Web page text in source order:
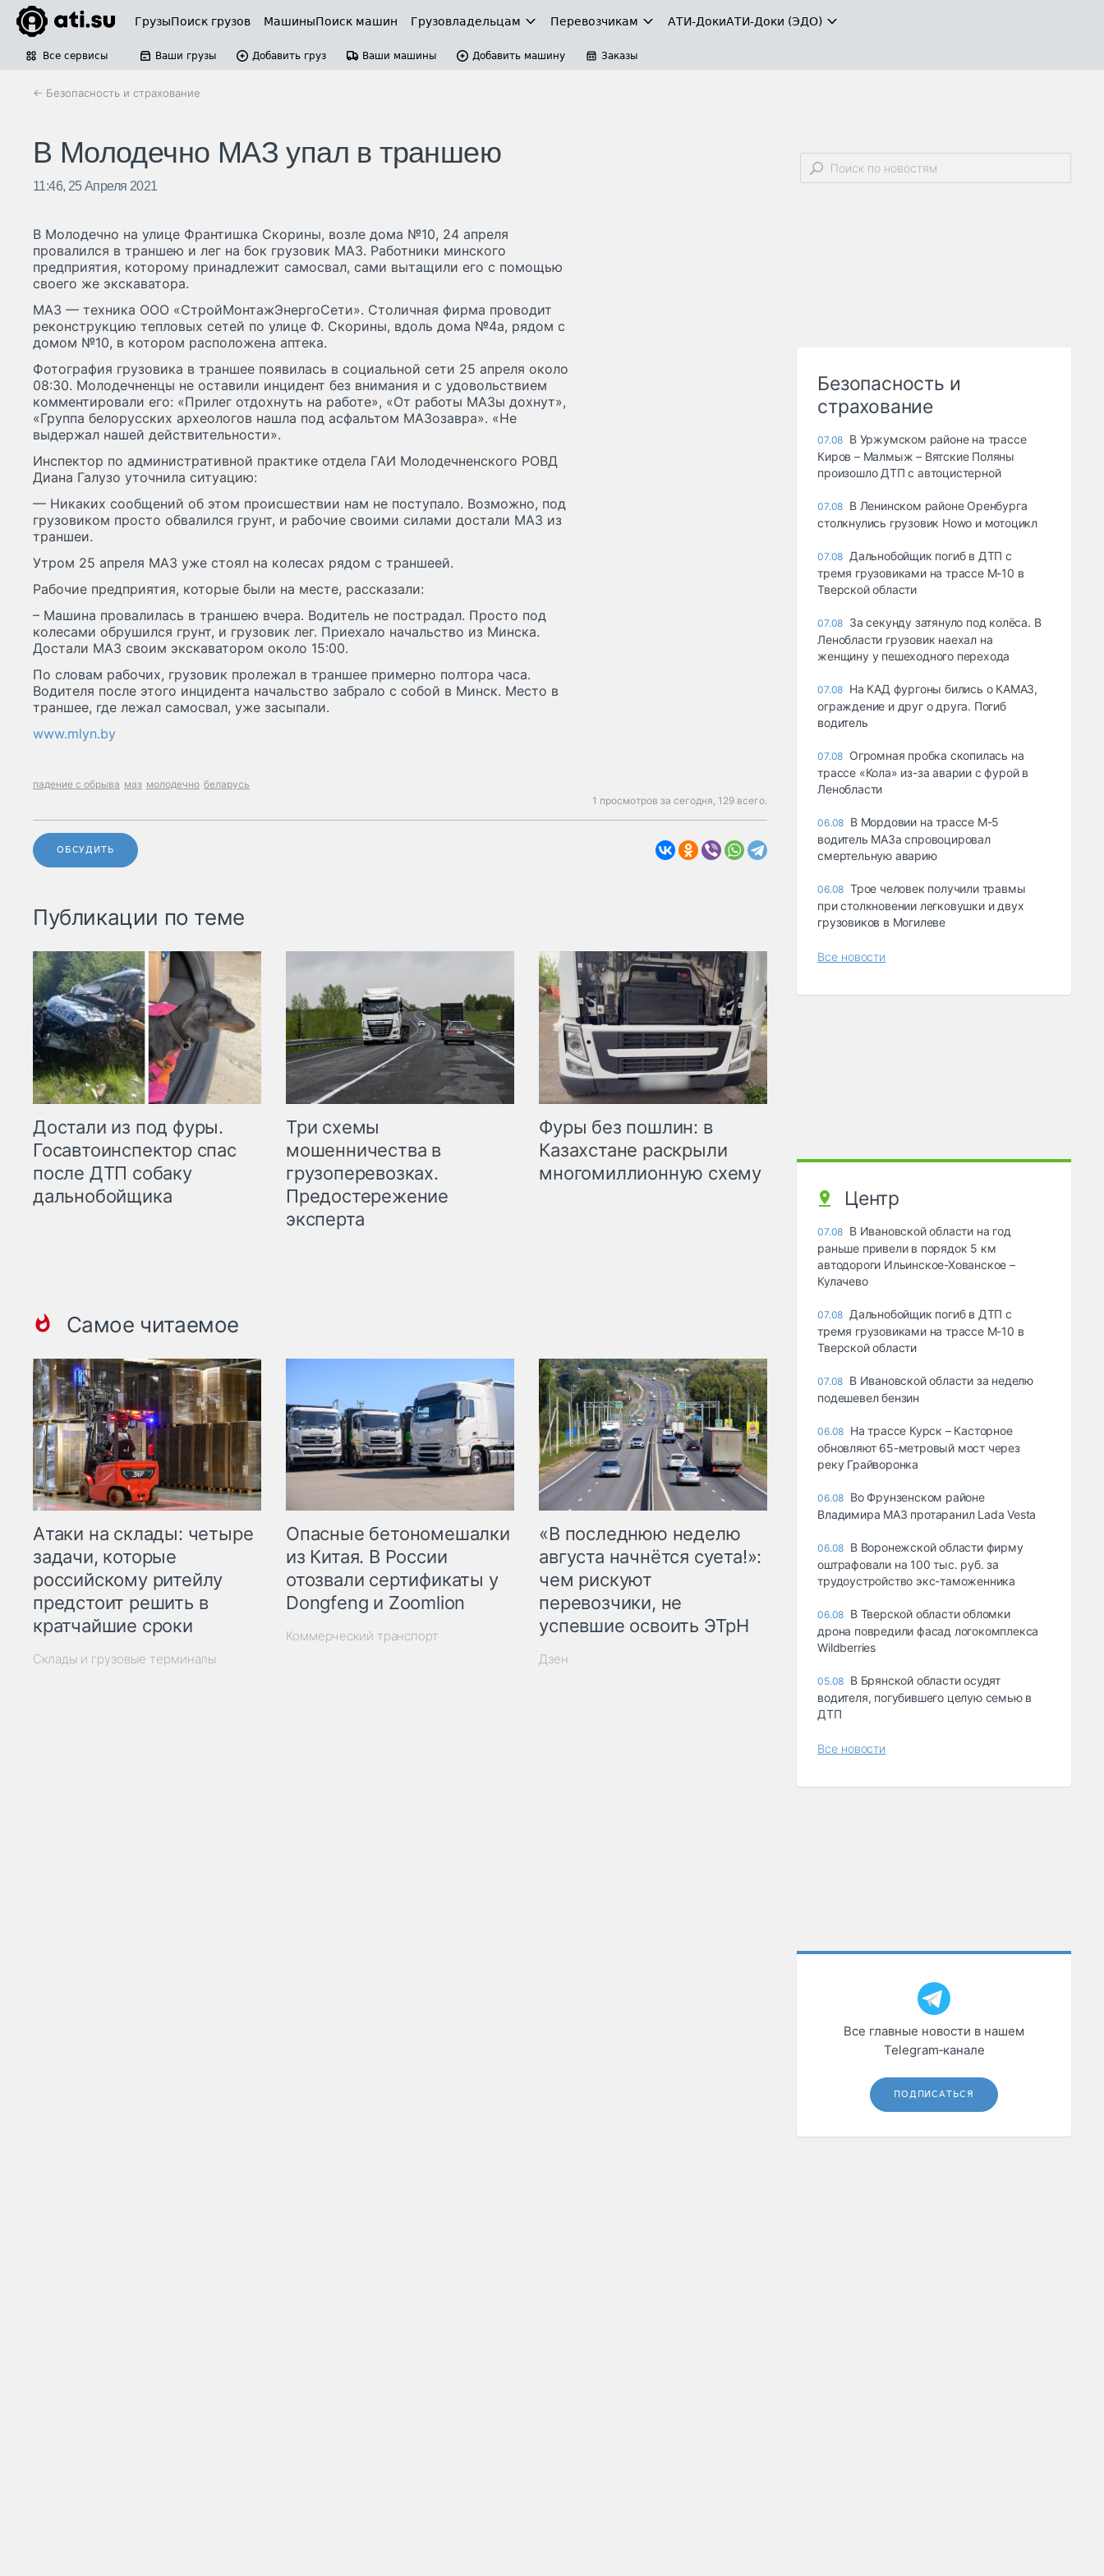
ГрузыПоиск грузов МашиныПоиск машин Грузовладельцам Перевозчикам АТИ-ДокиАТИ-Доки (ЭДО)
Все сервисы Ваши грузы Добавить груз Ваши машины Добавить машину Заказы
← Безопасность и страхование
В Молодечно МАЗ упал в траншею
11:46, 25 Апреля 2021
В Молодечно на улице Франтишка Скорины, возле дома №10, 24 апреля
провалился в траншею и лег на бок грузовик МАЗ. Работники минского
предприятия, которому принадлежит самосвал, сами вытащили его с помощью
своего же экскаватора.
МАЗ — техника ООО «СтройМонтажЭнергоСети». Столичная фирма проводит
реконструкцию тепловых сетей по улице Ф. Скорины, вдоль дома №4а, рядом с
домом №10, в котором расположена аптека.
Фотография грузовика в траншее появилась в социальной сети 25 апреля около
08:30. Молодечненцы не оставили инцидент без внимания и с удовольствием
комментировали его: «Прилег отдохнуть на работе», «От работы МАЗы дохнут»,
«Группа белорусских археологов нашла под асфальтом МАЗозавра». «Не
выдержал нашей действительности».
Инспектор по административной практике отдела ГАИ Молодечненского РОВД
Диана Галузо уточнила ситуацию:
— Никаких сообщений об этом происшествии нам не поступало. Возможно, под
грузовиком просто обвалился грунт, и рабочие своими силами достали МАЗ из
траншеи.
Утром 25 апреля МАЗ уже стоял на колесах рядом с траншеей.
Рабочие предприятия, которые были на месте, рассказали:
– Машина провалилась в траншею вчера. Водитель не пострадал. Просто под
колесами обрушился грунт, и грузовик лег. Приехало начальство из Минска.
Достали МАЗ своим экскаватором около 15:00.
По словам рабочих, грузовик пролежал в траншее примерно полтора часа.
Водителя после этого инцидента начальство забрало с собой в Минск. Место в
траншее, где лежал самосвал, уже засыпали.
www.mlyn.by
падение с обрыва маз молодечно беларусь
1 просмотров за сегодня, 129 всего.
ОБСУДИТЬ
Публикации по теме
Достали из под фуры.
Госавтоинспектор спас
после ДТП собаку
дальнобойщика
Три схемы
мошенничества в
грузоперевозках.
Предостережение
эксперта
Фуры без пошлин: в
Казахстане раскрыли
многомиллионную схему
Самое читаемое
Атаки на склады: четыре
задачи, которые
российскому ритейлу
предстоит решить в
кратчайшие сроки
Склады и грузовые терминалы
Опасные бетономешалки
из Китая. В России
отозвали сертификаты у
Dongfeng и Zoomlion
Коммерческий транспорт
«В последнюю неделю
августа начнётся суета!»:
чем рискуют
перевозчики, не
успевшие освоить ЭТрН
Дзен
Безопасность и
страхование
07.08 В Уржумском районе на трассе
Киров – Малмыж – Вятские Поляны
произошло ДТП с автоцистерной
07.08 В Ленинском районе Оренбурга
столкнулись грузовик Howo и мотоцикл
07.08 Дальнобойщик погиб в ДТП с
тремя грузовиками на трассе М-10 в
Тверской области
07.08 За секунду затянуло под колёса. В
Ленобласти грузовик наехал на
женщину у пешеходного перехода
07.08 На КАД фургоны бились о КАМАЗ,
ограждение и друг о друга. Погиб
водитель
07.08 Огромная пробка скопилась на
трассе «Кола» из-за аварии с фурой в
Ленобласти
06.08 В Мордовии на трассе М-5
водитель МАЗа спровоцировал
смертельную аварию
06.08 Трое человек получили травмы
при столкновении легковушки и двух
грузовиков в Могилеве
Все новости
Центр
07.08 В Ивановской области на год
раньше привели в порядок 5 км
автодороги Ильинское-Хованское –
Кулачево
07.08 Дальнобойщик погиб в ДТП с
тремя грузовиками на трассе М-10 в
Тверской области
07.08 В Ивановской области за неделю
подешевел бензин
06.08 На трассе Курск – Касторное
обновляют 65-метровый мост через
реку Грайворонка
06.08 Во Фрунзенском районе
Владимира МАЗ протаранил Lada Vesta
06.08 В Воронежской области фирму
оштрафовали на 100 тыс. руб. за
трудоустройство экс-таможенника
06.08 В Тверской области обломки
дрона повредили фасад логокомплекса
Wildberries
05.08 В Брянской области осудят
водителя, погубившего целую семью в
ДТП
Все новости
Все главные новости в нашем
Telegram‑канале
ПОДПИСАТЬСЯ